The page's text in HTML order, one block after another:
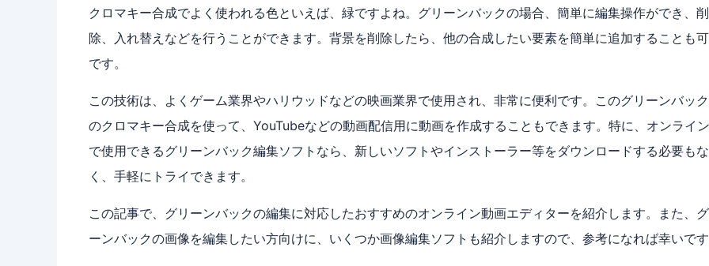
クロマキー合成でよく使われる色といえば、緑ですよね。グリーンバックの場合、簡単に編集操作ができ、削
除、入れ替えなどを行うことができます。背景を削除したら、他の合成したい要素を簡単に追加することも
です。
この技術は、よくゲーム業界やハリウッドなどの映画業界で使用され、非常に便利です。このグリーンバッ
のクロマキー合成を使って、YouTubeなどの動画配信用に動画を作成することもできます。特に、オンライン
で使用できるグリーンバック編集ソフトなら、新しいソフトやインストーラー等をダウンロードする必要もな
く、手軽にトライできます。
この記事で、グリーンバックの編集に対応したおすすめのオンライン動画エディターを紹介します。また、グ
ーンバックの画像を編集したい方向けに、いくつか画像編集ソフトも紹介しますので、参考になれば幸いです